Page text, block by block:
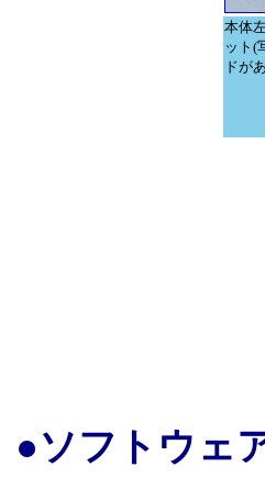
本体
ット(
ドが
●ソフトウェ